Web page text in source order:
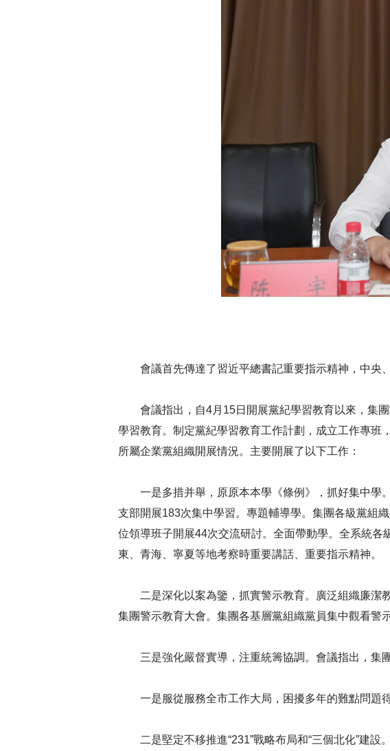
會議首先傳達了習近平總書記重要指示精神，中央
會議指出，自4月15日開展黨紀學習教育以來，集
學習教育。制定黨紀學習教育工作計劃，成立工作專班
所屬企業黨組織開展情況。主要開展了以下工作：
一是多措并舉，原原本本學《條例》，抓好集中學
支部開展183次集中學習。專題輔導學。集團各級黨組
位領導班子開展44次交流研討。全面帶動學。全系統
東、青海、寧夏等地考察時重要講話、重要指示精神。
二是深化以案為鑒，抓實警示教育。廣泛組織廉潔
集團警示教育大會。集團各基層黨組織黨員集中觀看警
三是強化嚴督實導，注重統籌協調。會議指出，集
一是服從服務全市工作大局，困擾多年的難點問題
二是堅定不移推進“231”戰略布局和“三個北化”建設。